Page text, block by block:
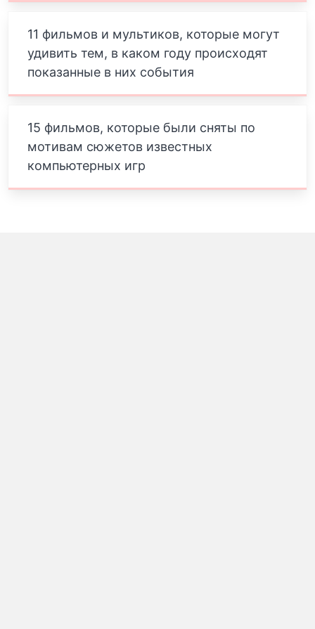
11 фильмов и мультиков, которые могут
удивить тем, в каком году происходят
показанные в них события
15 фильмов, которые были сняты по
мотивам сюжетов известных
компьютерных игр